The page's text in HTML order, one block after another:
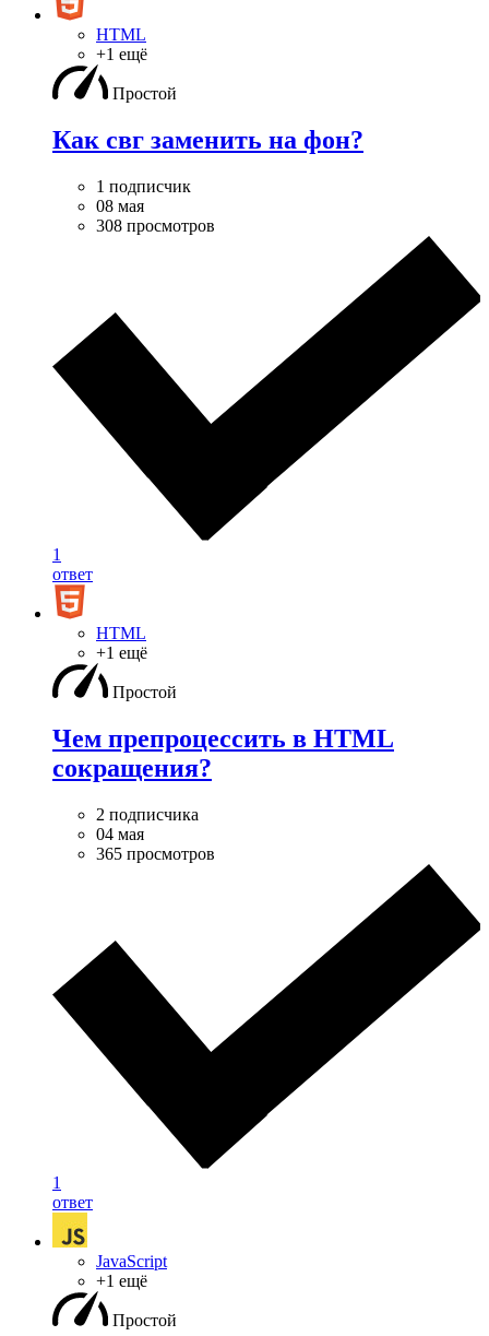
HTML
+1 ещё
Простой
Как свг заменить на фон?
1 подписчик
08 мая
308 просмотров
1
ответ
HTML
+1 ещё
Простой
Чем препроцессить в HTML
сокращения?
2 подписчика
04 мая
365 просмотров
1
ответ
JavaScript
+1 ещё
Простой